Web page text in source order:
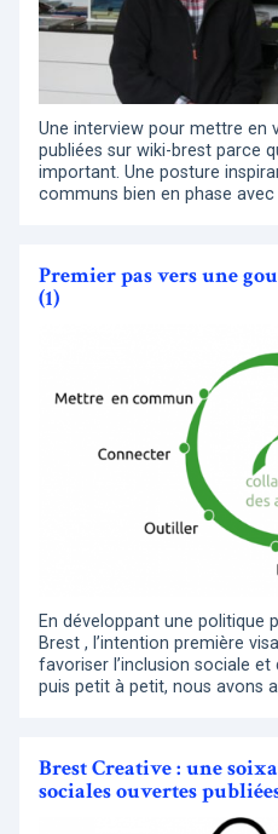
Une interview pour mettre en
publiées sur wiki-brest parce
important. Une posture
communs bien en phase
Premier pas vers une
(1)
En développant une politique
Brest , l’intention première
favoriser l’inclusion sociale et
puis petit à petit, nous avons
Brest Creative : une
sociales ouvertes